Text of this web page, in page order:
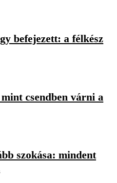
befejezett: a félkész
csendben várni a
szokása: mindent